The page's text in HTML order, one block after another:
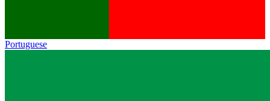
Portuguese